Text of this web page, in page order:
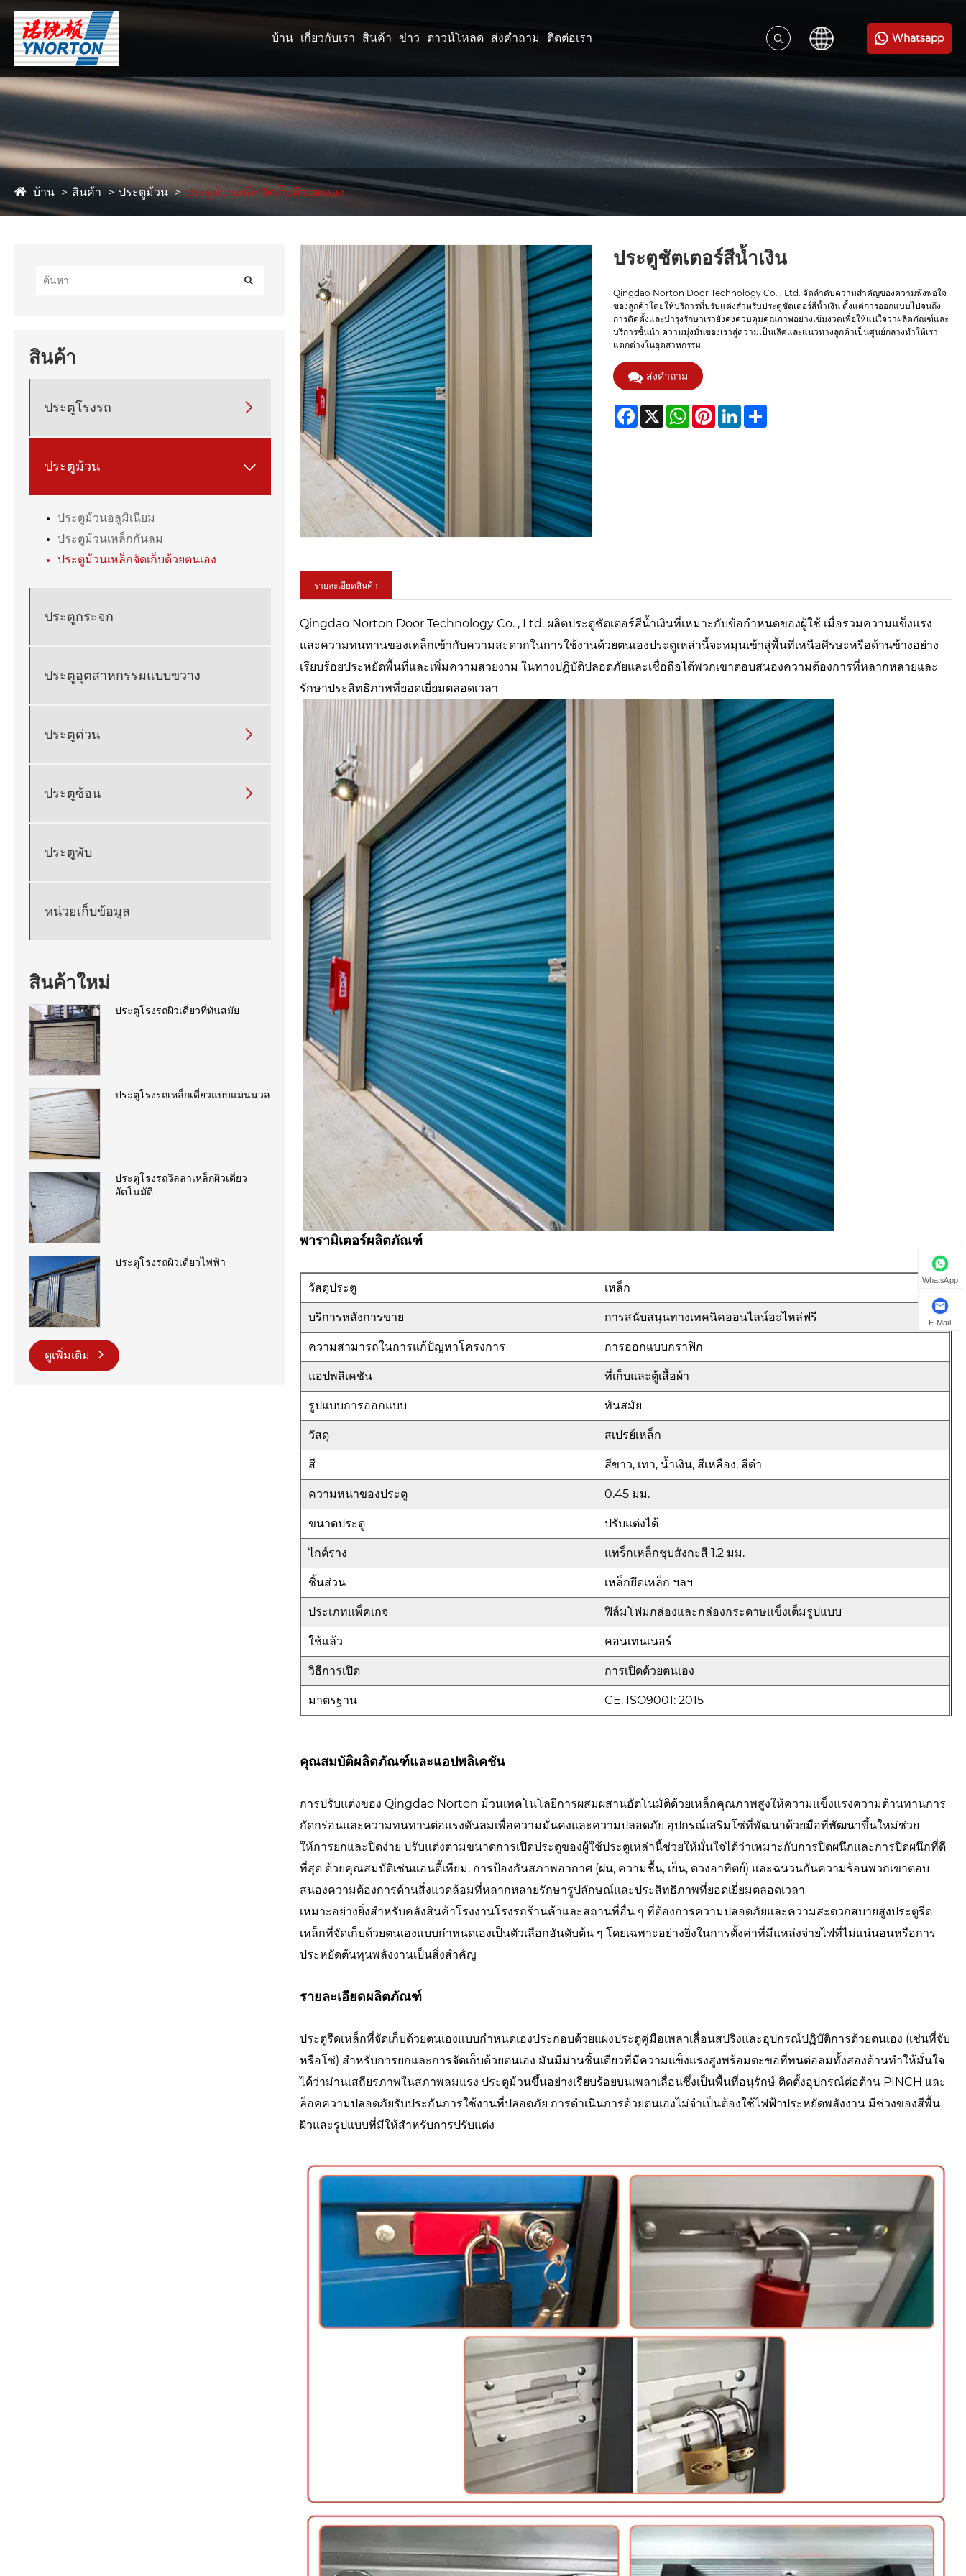
บ้าน เกี่ยวกับเรา สินค้า ข่าว ดาวน์โหลด ส่งคำถาม ติดต่อเรา Whatsapp
บ้าน สินค้า ประตูม้วน ประตูม้วนเหล็กจัดเก็บด้วยตนเอง
สินค้า
ประตูโรงรถ 
ประตูม้วน 
ประตูม้วนอลูมิเนียม
ประตูม้วนเหล็กกันลม
ประตูม้วนเหล็กจัดเก็บด้วยตนเอง
ประตูกระจก
ประตูอุตสาหกรรมแบบขวาง
ประตูด่วน 
ประตูซ้อน 
ประตูพับ
หน่วยเก็บข้อมูล
สินค้าใหม่
ประตูโรงรถผิวเดี่ยวที่ทันสมัย
ประตูโรงรถเหล็กเดี่ยวแบบแมนนวล
ประตูโรงรถวิลล่าเหล็กผิวเดี่ยว
อัตโนมัติ
ประตูโรงรถผิวเดี่ยวไฟฟ้า
ดูเพิ่มเติม
ประตูชัตเตอร์สีน้ำเงิน
Qingdao Norton Door Technology Co. , Ltd. จัดลำดับความสำคัญของความพึงพอใจ
ของลูกค้าโดยให้บริการที่ปรับแต่งสำหรับประตูชัตเตอร์สีน้ำเงิน ตั้งแต่การออกแบบไปจนถึง
การติดตั้งและบำรุงรักษาเรายังคงควบคุมคุณภาพอย่างเข้มงวดเพื่อให้แน่ใจว่าผลิตภัณฑ์และ
บริการชั้นนำ ความมุ่งมั่นของเราสู่ความเป็นเลิศและแนวทางลูกค้าเป็นศูนย์กลางทำให้เรา
แตกต่างในอุตสาหกรรม
ส่งคำถาม
Facebook
X WhatsAppPinterestLinkedInShare
รายละเอียดสินค้า
Qingdao Norton Door Technology Co. , Ltd. ผลิตประตูชัตเตอร์สีน้ำเงินที่เหมาะกับข้อกำหนดของผู้ใช้ เมื่อรวมความแข็งแรง
และความทนทานของเหล็กเข้ากับความสะดวกในการใช้งานด้วยตนเองประตูเหล่านี้จะหมุนเข้าสู่พื้นที่เหนือศีรษะหรือด้านข้างอย่าง
เรียบร้อยประหยัดพื้นที่และเพิ่มความสวยงาม ในทางปฏิบัติปลอดภัยและเชื่อถือได้พวกเขาตอบสนองความต้องการที่หลากหลายและ
รักษาประสิทธิภาพที่ยอดเยี่ยมตลอดเวลา
พารามิเตอร์ผลิตภัณฑ์
วัสดุประตู เหล็ก
บริการหลังการขาย การสนับสนุนทางเทคนิคออนไลน์อะไหล่ฟรี
ความสามารถในการแก้ปัญหาโครงการ การออกแบบกราฟิก
แอปพลิเคชัน ที่เก็บและตู้เสื้อผ้า
รูปแบบการออกแบบ ทันสมัย
วัสดุ สเปรย์เหล็ก
สี สีขาว, เทา, น้ำเงิน, สีเหลือง, สีดำ
ความหนาของประตู 0.45 มม.
ขนาดประตู ปรับแต่งได้
ไกด์ราง แทร็กเหล็กชุบสังกะสี 1.2 มม.
ชิ้นส่วน เหล็กยึดเหล็ก ฯลฯ
ประเภทแพ็คเกจ ฟิล์มโฟมกล่องและกล่องกระดาษแข็งเต็มรูปแบบ
ใช้แล้ว คอนเทนเนอร์
วิธีการเปิด การเปิดด้วยตนเอง
มาตรฐาน CE, ISO9001: 2015
คุณสมบัติผลิตภัณฑ์และแอปพลิเคชัน
การปรับแต่งของ Qingdao Norton ม้วนเทคโนโลยีการผสมผสานอัตโนมัติด้วยเหล็กคุณภาพสูงให้ความแข็งแรงความต้านทานการ
กัดกร่อนและความทนทานต่อแรงดันลมเพื่อความมั่นคงและความปลอดภัย อุปกรณ์เสริมโซ่ที่พัฒนาด้วยมือที่พัฒนาขึ้นใหม่ช่วย
ให้การยกและปิดง่าย ปรับแต่งตามขนาดการเปิดประตูของผู้ใช้ประตูเหล่านี้ช่วยให้มั่นใจได้ว่าเหมาะกับการปิดผนึกและการปิดผนึกที่ดี
ที่สุด ด้วยคุณสมบัติเช่นแอนตี้เทียม, การป้องกันสภาพอากาศ (ฝน, ความชื้น, เย็น, ดวงอาทิตย์) และฉนวนกันความร้อนพวกเขาตอบ
สนองความต้องการด้านสิ่งแวดล้อมที่หลากหลายรักษารูปลักษณ์และประสิทธิภาพที่ยอดเยี่ยมตลอดเวลา
เหมาะอย่างยิ่งสำหรับคลังสินค้าโรงงานโรงรถร้านค้าและสถานที่อื่น ๆ ที่ต้องการความปลอดภัยและความสะดวกสบายสูงประตูรีด
เหล็กที่จัดเก็บด้วยตนเองแบบกำหนดเองเป็นตัวเลือกอันดับต้น ๆ โดยเฉพาะอย่างยิ่งในการตั้งค่าที่มีแหล่งจ่ายไฟที่ไม่แน่นอนหรือการ
ประหยัดต้นทุนพลังงานเป็นสิ่งสำคัญ
รายละเอียดผลิตภัณฑ์
ประตูรีดเหล็กที่จัดเก็บด้วยตนเองแบบกำหนดเองประกอบด้วยแผงประตูคู่มือเพลาเลื่อนสปริงและอุปกรณ์ปฏิบัติการด้วยตนเอง (เช่นที่จับ
หรือโซ่) สำหรับการยกและการจัดเก็บด้วยตนเอง มันมีม่านชิ้นเดียวที่มีความแข็งแรงสูงพร้อมตะขอที่ทนต่อลมทั้งสองด้านทำให้มั่นใจ
ได้ว่าม่านเสถียรภาพในสภาพลมแรง ประตูม้วนขึ้นอย่างเรียบร้อยบนเพลาเลื่อนซึ่งเป็นพื้นที่อนุรักษ์ ติดตั้งอุปกรณ์ต่อต้าน PINCH และ
ล็อคความปลอดภัยรับประกันการใช้งานที่ปลอดภัย การดำเนินการด้วยตนเองไม่จำเป็นต้องใช้ไฟฟ้าประหยัดพลังงาน มีช่วงของสีพื้น
ผิวและรูปแบบที่มีให้สำหรับการปรับแต่ง
WhatsApp
E-Mail